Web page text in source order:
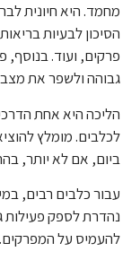
מחמד. היא חיונית
הסיכון לבעיות
פרקים, ועוד. בנוסף,
גבוהה ולשפר את
הליכה היא אחת
ביום, אם לא יותר,
עבור כלבים רבים,
נהדרת לספק פעילות
להעמיס על המפרקים.